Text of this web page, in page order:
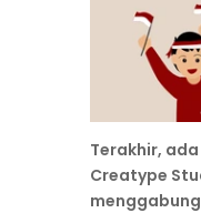
Terakhir,
Creatype